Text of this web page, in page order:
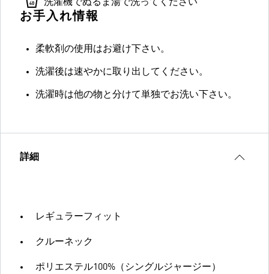
洗濯機でぬるま湯で洗ってください
お手入れ情報
柔軟剤の使用はお避け下さい。
洗濯後は速やかに取り出してください。
洗濯時は他の物と分けて単独でお洗い下さい。
詳細
レギュラーフィット
クルーネック
ポリエステル100%（シングルジャージー）